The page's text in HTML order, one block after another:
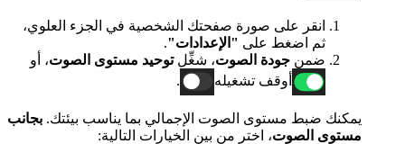
انقر على صورة صفحتك الشخصية في الجزء العلوي،
ثم اضغط على "الإعدادات".
ضمن جودة الصوت، شغِّلتوحيد مستوى الصوت، أو
أوقف تشغيله
يمكنك ضبط مستوى الصوت الإجمالي بما يناسب بيئتك. بجانب
مستوى الصوت، اختر من بين الخيارات التالية: